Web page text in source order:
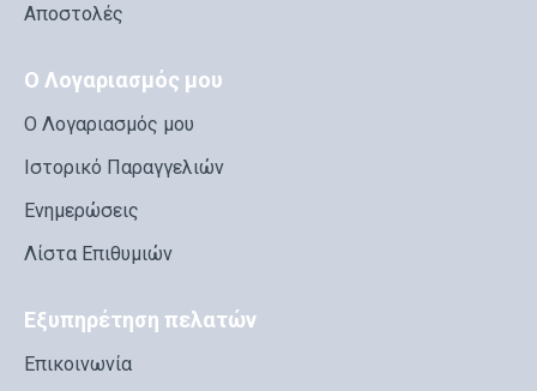
Αποστολές
Ο Λογαριασμός μου
Ο Λογαριασμός μου
Ιστορικό Παραγγελιών
Ενημερώσεις
Λίστα Επιθυμιών
Εξυπηρέτηση πελατών
Επικοινωνία